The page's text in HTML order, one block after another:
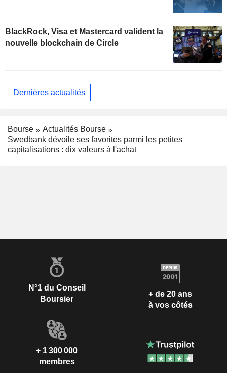
BlackRock, Visa et Mastercard valident la
nouvelle blockchain de Circle
Dernières actualités
Bourse
Actualités Bourse
Swedbank dévoile ses favorites parmi les petites
capitalisations : dix valeurs à l'achat
N°1 du Conseil
Boursier
+ de 20 ans
à vos côtés
+ 1 300 000
membres